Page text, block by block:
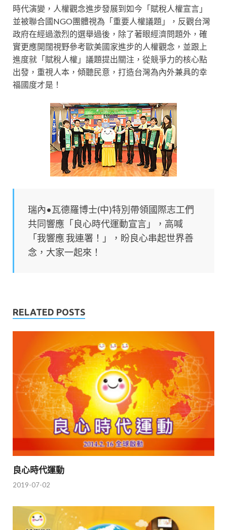
時代演變，人權觀念進步發展到如今「賦稅人權宣言」
並被聯合國NGO團體視為「重要人權議題」，反觀台灣
政府在經過激烈的選舉過後，除了著眼經濟問題外，確
實更應開闊視野參考歐美國家進步的人權觀念，並跟上
進度就「賦稅人權」議題提出關注，從競爭力的核心點
出發，重視人本，傾聽民意，打造台灣為內外兼具的幸
福國度才是！
瑞內•瓦德羅博士(中)特別帶領國際志工們
共同響應「良心時代運動宣言」，高喊
「我響應 我連署！」，盼良心串起世界善
念，大家一起來！
RELATED POSTS
良心時代運動
2019-07-02